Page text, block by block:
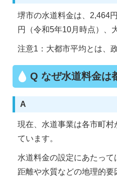
堺市の水道料金は、2,464
円（令和5年10月時点）、
注意1：大都市平均とは、
Q なぜ水道料金は
A
現在、水道事業は各市町
ています。
水道料金の設定にあたっ
距離や水質などの地理的